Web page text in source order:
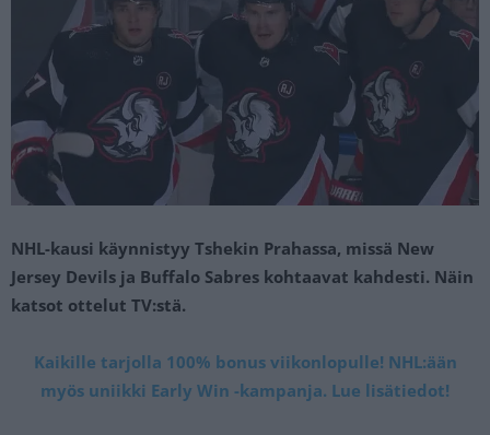
NHL-kausi käynnistyy Tshekin Prahassa, missä New
Jersey Devils ja Buffalo Sabres kohtaavat kahdesti. Näin
katsot ottelut TV:stä.
Kaikille tarjolla 100% bonus viikonlopulle! NHL:ään
myös uniikki Early Win -kampanja. Lue lisätiedot!